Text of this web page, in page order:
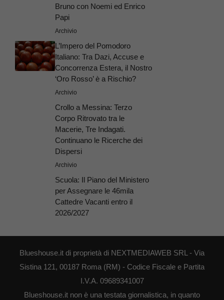
Bruno con Noemi ed Enrico
Papi
Archivio
L’Impero del Pomodoro
Italiano: Tra Dazi, Accuse e
Concorrenza Estera, il Nostro
‘Oro Rosso’ è a Rischio?
Archivio
Crollo a Messina: Terzo
Corpo Ritrovato tra le
Macerie, Tre Indagati.
Continuano le Ricerche dei
Dispersi
Archivio
Scuola: Il Piano del Ministero
per Assegnare le 46mila
Cattedre Vacanti entro il
2026/2027
Blueshouse.it di proprietà di NEXTMEDIAWEB SRL - Via
Sistina 121, 00187 Roma (RM) - Codice Fiscale e Partita
I.V.A. 09689341007
Blueshouse.it non è una testata giornalistica, in quanto